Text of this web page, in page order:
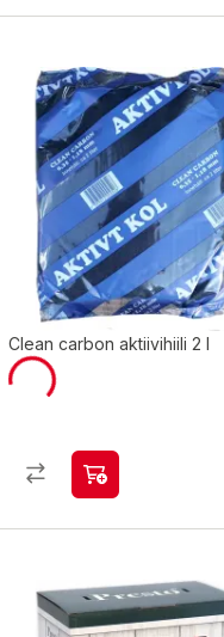
Clean carbon aktiivihiili 2 l